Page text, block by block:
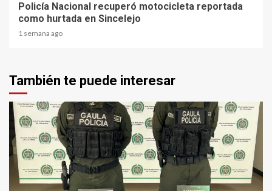
Policía Nacional recuperó motocicleta reportada
como hurtada en Sincelejo
1 semana ago
También te puede interesar